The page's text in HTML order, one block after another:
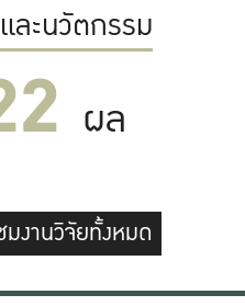
ละนวัตกรรม
ผล
มงานวิจัยทั้งหมด